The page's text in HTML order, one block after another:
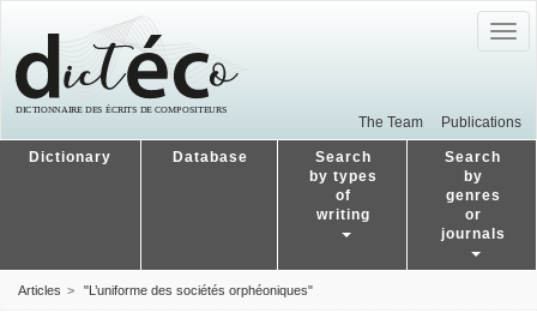
The Team Publications
Dictionary Database
Search
by types
of
writing
Search
by
genres
or
journals
Articles "L’uniforme des sociétés orphéoniques"